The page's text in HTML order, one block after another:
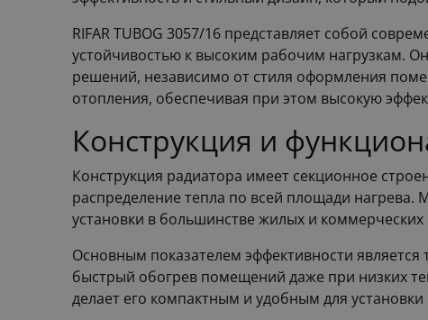
RIFAR TUBOG 3057/16 представляет собой
устойчивостью к высоким рабочим нагрузкам.
решений, независимо от стиля оформления
отопления, обеспечивая при этом высокую
Конструкция и
Конструкция радиатора имеет секционное
распределение тепла по всей площади
установки в большинстве жилых и коммерческих
Основным показателем эффективности является
быстрый обогрев помещений даже при низких
делает его компактным и удобным для